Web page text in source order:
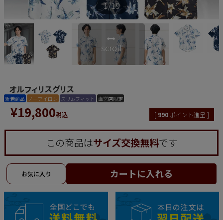
レーベルから探す
1/19
scroll
オルフィリスグリス
新着商品 ノーアイロン スリムフィット 直営店限定
¥19,800税込 [ 990 ポイント進呈 ]
この商品はサイズ交換無料です
カートに入れる